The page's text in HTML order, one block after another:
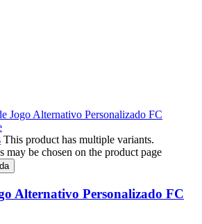
This product has multiple variants.
may be chosen on the product page
Alternativo Personalizado FC